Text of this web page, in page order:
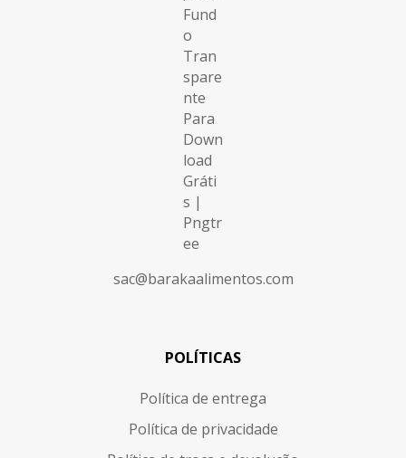
sac@barakaalimentos.com
POLÍTICAS
Política de entrega
Política de privacidade